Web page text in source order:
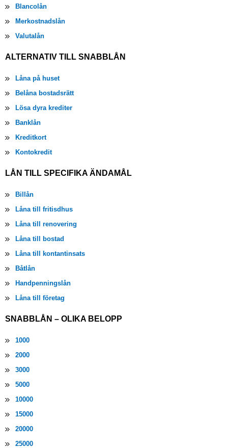
Blancolån
Merkostnadslån
Valutalån
ALTERNATIV TILL SNABBLÅN
Låna på huset
Belåna bostadsrätt
Lösa dyra krediter
Banklån
Kreditkort
Kontokredit
LÅN TILL SPECIFIKA ÄNDAMÅL
Billån
Låna till fritisdhus
Låna till renovering
Låna till bostad
Låna till kontantinsats
Båtlån
Handpenningslån
Låna till företag
SNABBLÅN – OLIKA BELOPP
1000
2000
3000
5000
10000
15000
20000
25000